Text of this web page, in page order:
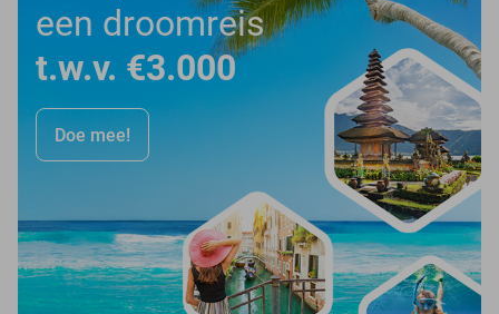
een droomreis
t.w.v. €3.000
Doe mee!